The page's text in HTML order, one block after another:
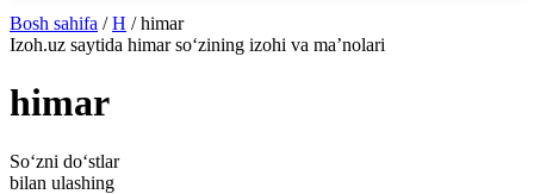
Bosh sahifa / H / himar
Izoh.uz saytida himarso‘zining izohi va ma’nolari
himar
So‘zni do‘stlar
bilan ulashing